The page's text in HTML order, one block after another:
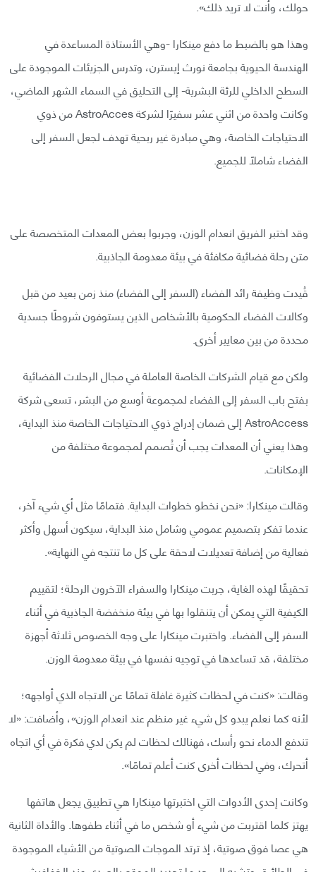
حولك، وأنت لا تريد ذلك».
وهذا هو بالضبط ما دفع مينكارا -وهي الأستاذة المساعدة في
الهندسة الحيوية بجامعة نورث إيسترن، وتدرس الجزيئات الموجودة على
السطح الداخلي للرئة البشرية- إلى التحليق في السماء الشهر الماضي،
وكانت واحدة من اثني عشر سفيرًا لشركة AstroAcces من ذوي
الاحتياجات الخاصة، وهي مبادرة غير ربحية تهدف لجعل السفر إلى
الفضاء شاملًا للجميع.
وقد اختبر الفريق انعدام الوزن، وجربوا بعض المعدات المتخصصة على
متن رحلة فضائية مكافئة في بيئة معدومة الجاذبية.
قُيدت وظيفة رائد الفضاء (السفر إلى الفضاء) منذ زمن بعيد من قبل
وكالات الفضاء الحكومية بالأشخاص الذين يستوفون شروطًا جسدية
محددة من بين معايير أخرى.
ولكن مع قيام الشركات الخاصة العاملة في مجال الرحلات الفضائية
بفتح باب السفر إلى الفضاء لمجموعة أوسع من البشر، تسعى شركة
AstroAccess إلى ضمان إدراج ذوي الاحتياجات الخاصة منذ البداية،
وهذا يعني أن المعدات يجب أن تُصمم لمجموعة مختلفة من
الإمكانات.
وقالت مينكارا: «نحن نخطو خطوات البداية. فتمامًا مثل أي شيء آخر،
عندما تفكر بتصميم عمومي وشامل منذ البداية، سيكون أسهل وأكثر
فعالية من إضافة تعديلات لاحقة على كل ما تنتجه في النهاية».
تحقيقًا لهذه الغاية، جربت مينكارا والسفراء الآخرون الرحلة؛ لتقييم
الكيفية التي يمكن أن يتنقلوا بها في بيئة منخفضة الجاذبية في أثناء
السفر إلى الفضاء. واختبرت مينكارا على وجه الخصوص ثلاثة أجهزة
مختلفة، قد تساعدها في توجيه نفسها في بيئة معدومة الوزن.
وقالت: «كنت في لحظات كثيرة غافلة تمامًا عن الاتجاه الذي أواجهه؛
لأنه كما نعلم يبدو كل شيء غير منظم عند انعدام الوزن»، وأضافت: «لا
تندفع الدماء نحو رأسك، فهنالك لحظات لم يكن لدي فكرة في أي اتجاه
أتحرك، وفي لحظات أخرى كنت أعلم تمامًا».
وكانت إحدى الأدوات التي اختبرتها مينكارا هي تطبيق يجعل هاتفها
يهتز كلما اقتربت من شيء أو شخص ما في أثناء طفوها. والأداة الثانية
هي عصا فوق صوتية، إذ ترتد الموجات الصوتية من الأشياء الموجودة